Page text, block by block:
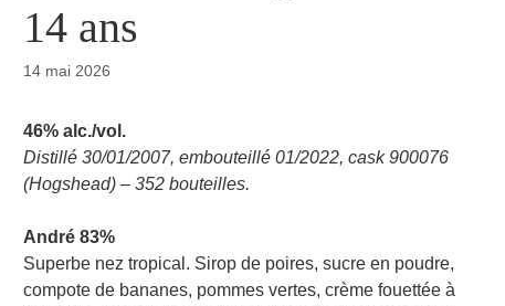
14 ans
14 mai 2026
46% alc./vol.
Distillé 30/01/2007, embouteillé 01/2022, cask 900076
(Hogshead) – 352 bouteilles.
André 83%
Superbe nez tropical. Sirop de poires, sucre en poudre,
compote de bananes, pommes vertes, crème fouettée à